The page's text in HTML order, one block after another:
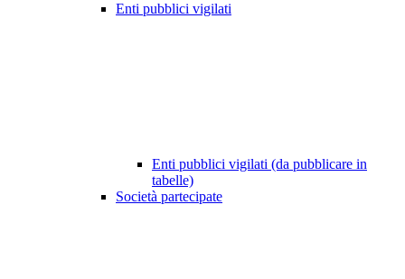
Enti pubblici vigilati
Enti pubblici vigilati (da pubblicare in
tabelle)
Società partecipate